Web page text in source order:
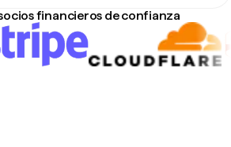
financieros de confianza